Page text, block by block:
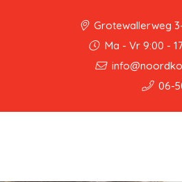
Grotewallerweg 3-
Ma - Vr 9:00 -
06-